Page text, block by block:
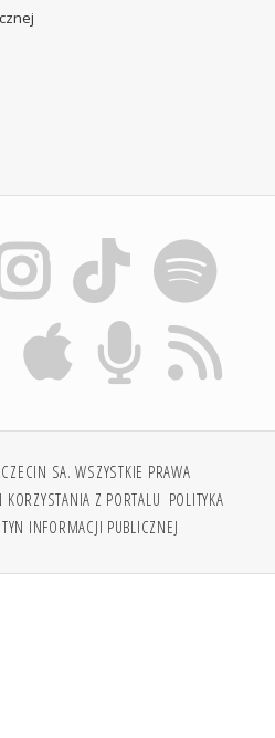
SA. WSZYSTKIE PRAWA
KORZYSTANIA Z PORTALU POLITYKA
INFORMACJI PUBLICZNEJ